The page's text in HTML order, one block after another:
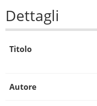
Dettagli
Titolo
Autore